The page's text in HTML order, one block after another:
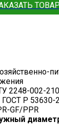
ТОВАР
2248-002-
Р 53630-
GF/PPR